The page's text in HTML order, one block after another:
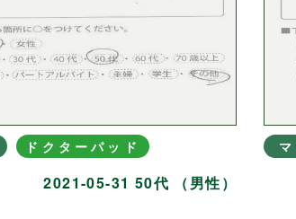
ドクターパッド
2021-05-31 50代 （男性）